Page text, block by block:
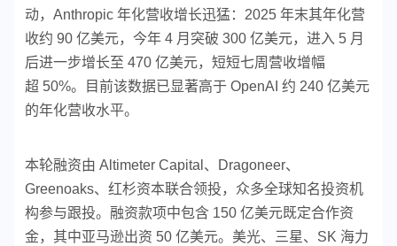
动，Anthropic 年化营收增长迅猛：2025 年末其年化营
收约 90 亿美元，今年 4 月突破 300 亿美元，进入 5 月
后进一步增长至 470 亿美元，短短七周营收增幅
超 50%。目前该数据已显著高于 OpenAI 约 240 亿美元
的年化营收水平。
本轮融资由 Altimeter Capital、Dragoneer、
Greenoaks、红杉资本联合领投，众多全球知名投资机
构参与跟投。融资款项中包含 150 亿美元既定合作资
金，其中亚马逊出资 50 亿美元。美光、三星、SK 海力